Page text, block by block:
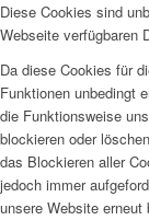
Diese Cookies sind
Webseite verfügbaren
Da diese Cookies für
Funktionen unbedingt
die Funktionsweise
blockieren oder
das Blockieren aller
jedoch immer
unsere Website erneut